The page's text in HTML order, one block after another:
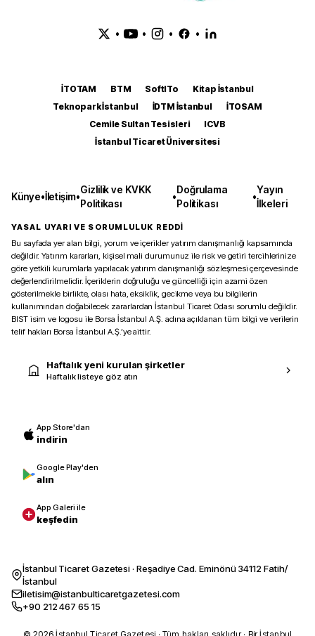
• • • •
İTOTAM BTM SoftITo
Kitap İstanbul
Teknopark İstanbul
İDTM İstanbul
İTOSAM
Cemile Sultan Tesisleri
ICVB
İstanbul Ticaret Üniversitesi
Künye•İletişim•
Gizlilik ve KVKK
Politikası
•
Doğrulama
Politikası
•
Yayın
İlkeleri
YASAL UYARI VE SORUMLULUK REDDİ
Bu sayfada yer alan bilgi, yorum ve içerikler yatırım danışmanlığı kapsamında
değildir. Yatırım kararları, kişisel mali durumunuz ile risk ve getiri tercihlerinize
göre yetkili kurumlarla yapılacak yatırım danışmanlığı sözleşmesi çerçevesinde
değerlendirilmelidir. İçeriklerin doğruluğu ve güncelliği için azami özen
gösterilmekle birlikte, olası hata, eksiklik, gecikme veya bu bilgilerin
kullanımından doğabilecek zararlardan İstanbul Ticaret Odası sorumlu değildir.
BIST isim ve logosu ile Borsa İstanbul A.Ş. adına açıklanan tüm bilgi ve verilerin
telif hakları Borsa İstanbul A.Ş.’ye aittir.
Haftalık yeni kurulan şirketler
Haftalık listeye göz atın
App Store'dan
indirin
Google Play'den
alın
App Galeri ile
keşfedin
İstanbul Ticaret Gazetesi · Reşadiye Cad. Eminönü 34112 Fatih/
İstanbul
iletisim@istanbulticaretgazetesi.com
+90 212 467 65 15